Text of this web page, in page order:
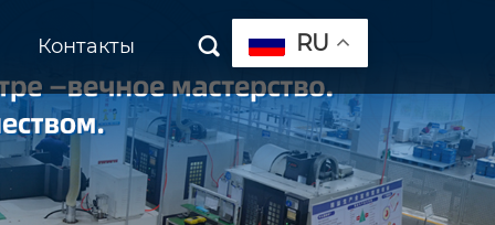
Контакты  RU